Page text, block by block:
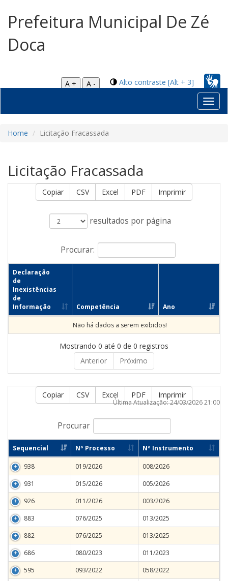
Prefeitura Municipal De Zé
Doca
Alto contraste [Alt + 3]
A +
A -
Home Licitação Fracassada
Licitação Fracassada
Copiar CSV Excel PDF Imprimir
resultados por página
Procurar:
Declaração
de
Inexistências
de
Informação
Competência Ano
Não há dados a serem exibidos!
Mostrando 0 até 0 de 0 registros
Anterior
Próximo
Copiar CSV Excel PDF Imprimir
Procurar
Última Atualização: 24/03/2026 21:00
Sequencial Nº Processo Nº Instrumento
938 019/2026
008/2026
931
015/2026
005/2026
926
011/2026
003/2026
883
076/2025
013/2025
882
076/2025
013/2025
686
080/2023
011/2023
595
093/2022
058/2022